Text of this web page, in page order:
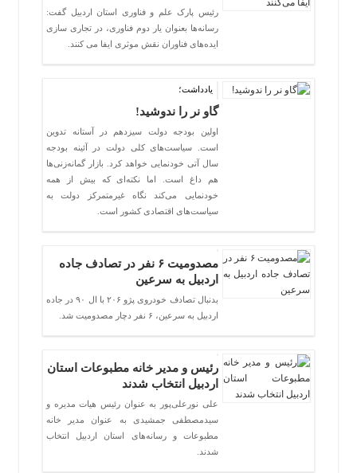
رئیس پارک علم و فناوری استان اردبیل گفت:
رسانه‌ها بعنوان یار دوم فناوری، در تجاری سازی
ایده‌های فناوران نقش موثری ایفا می کنند.
یادداشت؛
گاو نر را ندوشید!
اولين بودجه دولت سيزدهم در آستانه تدوين
است. سياست‌های کلی دولت در آئينه بودجه
سال آتی خودنمایی خواهد کرد. بازار گمانه‌زنی‌ها
هم داغ است. اما نکته‌ای که بيش از همه
خودنمايی می‌کند نگاه غيرمتمرکز دولت به
سياست‌های اقتصادی کشور است.
مصدومیت ۶ نفر در تصادف جاده
اردبیل به سرعین
بدنبال تصادف خودروی پژو ۲۰۶ با ال ۹۰ در جاده
اردبیل به سرعین، ۶ نفر دچار مصدومیت شد.
رئیس و مدیر خانه مطبوعات استان
اردبیل انتخاب شدند
علی نورعلی‌پور به عنوان رئیس هیات مدیره و
سیدمصطفی جمشیدی به عنوان مدیر خانه
مطبوعات و رسانه‌های استان اردبیل انتخاب
شدند.